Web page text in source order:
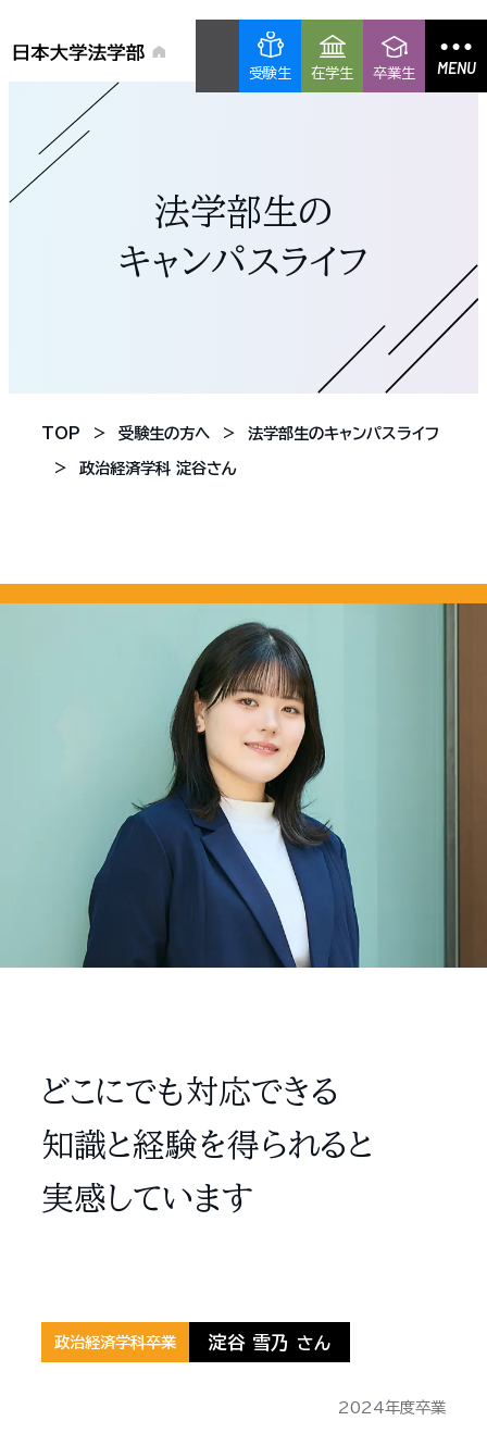
受験生 在学生 卒業生 MENU
法学部生の
キャンパスライフ
TOP 受験生の方へ 法学部生のキャンパスライフ
政治経済学科 淀谷さん
どこにでも対応できる
知識と経験を得られると
実感しています
政治経済学科卒業 淀谷 雪乃 さん
2024年度卒業